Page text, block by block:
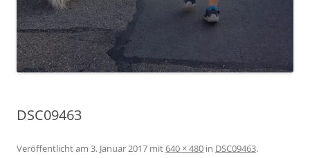
DSC09463
Veröffentlicht am 3. Januar 2017 mit640 × 480 in DSC09463.